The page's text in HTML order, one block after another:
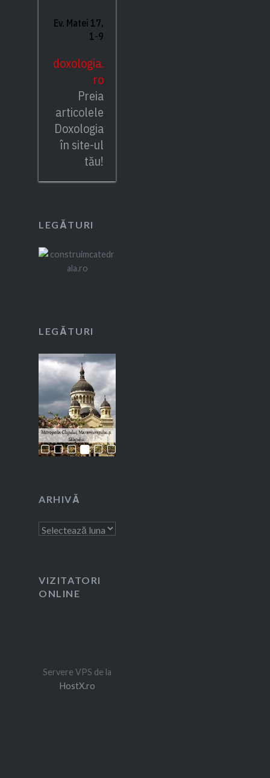
Ev. Matei 17,
1-9
doxologia.
ro
Preia
articolele
Doxologia
în site-ul
tău!
LEGĂTURI
LEGĂTURI
ARHIVĂ
Arhivă
VIZITATORI
ONLINE
Servere VPS de la
HostX.ro